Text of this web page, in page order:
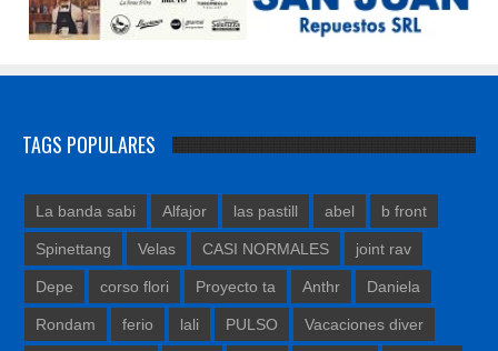
TAGS POPULARES
La banda sabi Alfajor las pastill abel b front
Spinettang Velas CASI NORMALES joint rav
Depe corso flori Proyecto ta Anthr Daniela
Rondam ferio lali PULSO Vacaciones diver